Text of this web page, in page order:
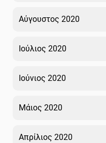
Αύγουστος 2020
Ιούλιος 2020
Ιούνιος 2020
Μάιος 2020
Απρίλιος 2020